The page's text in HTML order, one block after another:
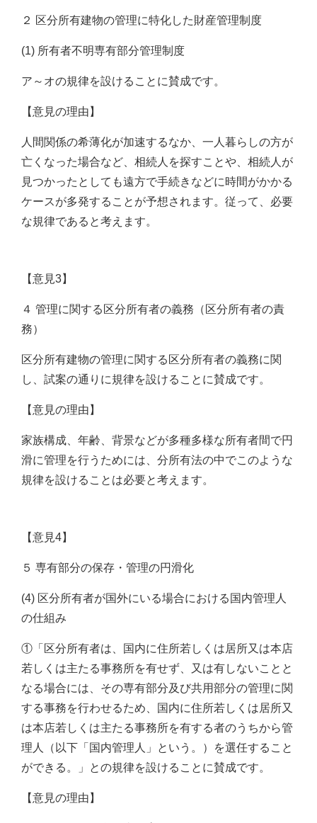
２ 区分所有建物の管理に特化した財産管理制度
(1) 所有者不明専有部分管理制度
ア～オの規律を設けることに賛成です。
【意見の理由】
人間関係の希薄化が加速するなか、一人暮らしの方が
亡くなった場合など、相続人を探すことや、相続人が
見つかったとしても遠方で手続きなどに時間がかかる
ケースが多発することが予想されます。従って、必要
な規律であると考えます。
【意見3】
４ 管理に関する区分所有者の義務（区分所有者の責
務）
区分所有建物の管理に関する区分所有者の義務に関
し、試案の通りに規律を設けることに賛成です。
【意見の理由】
家族構成、年齢、背景などが多種多様な所有者間で円
滑に管理を行うためには、分所有法の中でこのような
規律を設けることは必要と考えます。
【意見4】
５ 専有部分の保存・管理の円滑化
(4) 区分所有者が国外にいる場合における国内管理人
の仕組み
①「区分所有者は、国内に住所若しくは居所又は本店
若しくは主たる事務所を有せず、又は有しないことと
なる場合には、その専有部分及び共用部分の管理に関
する事務を行わせるため、国内に住所若しくは居所又
は本店若しくは主たる事務所を有する者のうちから管
理人（以下「国内管理人」という。）を選任すること
ができる。」との規律を設けることに賛成です。
【意見の理由】